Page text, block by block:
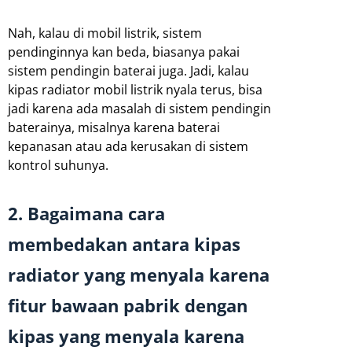
Nah, kalau di mobil listrik, sistem
pendinginnya kan beda, biasanya pakai
sistem pendingin baterai juga. Jadi, kalau
kipas radiator mobil listrik nyala terus, bisa
jadi karena ada masalah di sistem pendingin
baterainya, misalnya karena baterai
kepanasan atau ada kerusakan di sistem
kontrol suhunya.
2. Bagaimana cara
membedakan antara kipas
radiator yang menyala karena
fitur bawaan pabrik dengan
kipas yang menyala karena